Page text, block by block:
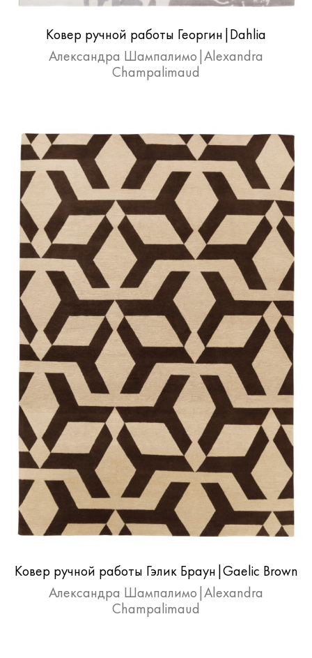
Ковер ручной работы Георгин|Dahlia
Александра Шампалимо|Alexandra
Champalimaud
Ковер ручной работы Гэлик Браун|Gaelic Brown
Александра Шампалимо|Alexandra
Champalimaud